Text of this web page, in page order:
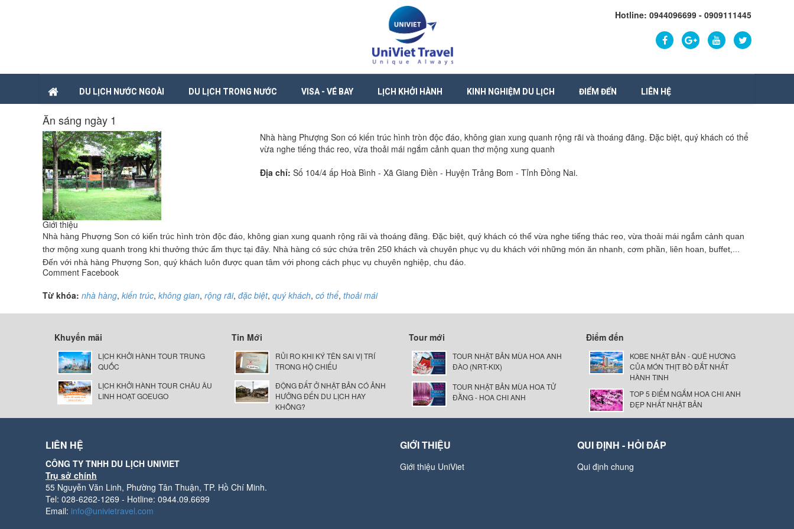
Hotline: 0944096699 - 0909111445
DU LỊCH NƯỚC NGOÀI DU LỊCH TRONG NƯỚC VISA - VÉ BAY LỊCH KHỞI HÀNH KINH NGHIỆM DU LỊCH ĐIỂM ĐẾN LIÊN HỆ
Ăn sáng ngày 1
Nhà hàng Phượng Son có kiến trúc hình tròn độc đáo, không gian xung quanh rộng rãi và thoáng đãng. Đặc biệt, quý khách có thể
vừa nghe tiếng thác reo, vừa thoải mái ngắm cảnh quan thơ mộng xung quanh
Địa chỉ: Số 104/4 ấp Hoà Bình - Xã Giang Điền - Huyện Trảng Bom - Tỉnh Đồng Nai.
Giới thiệu
Nhà hàng Phượng Son có kiến trúc hình tròn độc đáo, không gian xung quanh rộng rãi và thoáng đãng. Đặc biệt, quý khách có thể vừa nghe tiếng thác reo, vừa thoải mái ngắm cảnh quan
thơ mộng xung quanh trong khi thưởng thức ẩm thực tại đây. Nhà hàng có sức chứa trên 250 khách và chuyên phục vụ du khách với những món ăn nhanh, cơm phần, liên hoan, buffet,...
Đến với nhà hàng Phượng Son, quý khách luôn được quan tâm với phong cách phục vụ chuyên nghiệp, chu đáo.
Comment Facebook
Từ khóa: nhà hàng, kiến trúc, không gian, rộng rãi, đặc biệt, quý khách, có thể, thoải mái
Khuyến mãi
LỊCH KHỞI HÀNH TOUR TRUNG
QUỐC
LỊCH KHỞI HÀNH TOUR CHÂU ÂU
LINH HOẠT GOEUGO
Tin Mới
RỦI RO KHI KÝ TÊN SAI VỊ TRÍ
TRONG HỘ CHIẾU
ĐỘNG ĐẤT Ở NHẬT BẢN CÓ ẢNH
HƯỞNG ĐẾN DU LỊCH HAY
KHÔNG?
Tour mới
TOUR NHẬT BẢN MÙA HOA ANH
ĐÀO (NRT-KIX)
TOUR NHẬT BẢN MÙA HOA TỬ
ĐẰNG - HOA CHI ANH
Điểm đến
KOBE NHẬT BẢN - QUÊ HƯƠNG
CỦA MÓN THỊT BÒ ĐẮT NHẤT
HÀNH TINH
TOP 5 ĐIỂM NGẮM HOA CHI ANH
ĐẸP NHẤT NHẬT BẢN
LIÊN HỆ
CÔNG TY TNHH DU LỊCH UNIVIET
Trụ sở chính
55 Nguyễn Văn Linh, Phường Tân Thuận, TP. Hồ Chí Minh.
Tel: 028-6262-1269 - Hotline: 0944.09.6699
Email: info@univietravel.com
GIỚI THIỆU
Giới thiệu UniViet
QUI ĐỊNH - HỎI ĐÁP
Qui định chung